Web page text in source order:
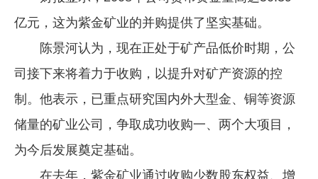
亿元，这为紫金矿业的并购提供了坚实基础。
陈景河认为，现在正处于矿产品低价时期，公
司接下来将着力于收购，以提升对矿产资源的控
制。他表示，已重点研究国内外大型金、铜等资源
储量的矿业公司，争取成功收购一、两个大项目，
为今后发展奠定基础。
在去年，紫金矿业通过收购少数股东权益、增